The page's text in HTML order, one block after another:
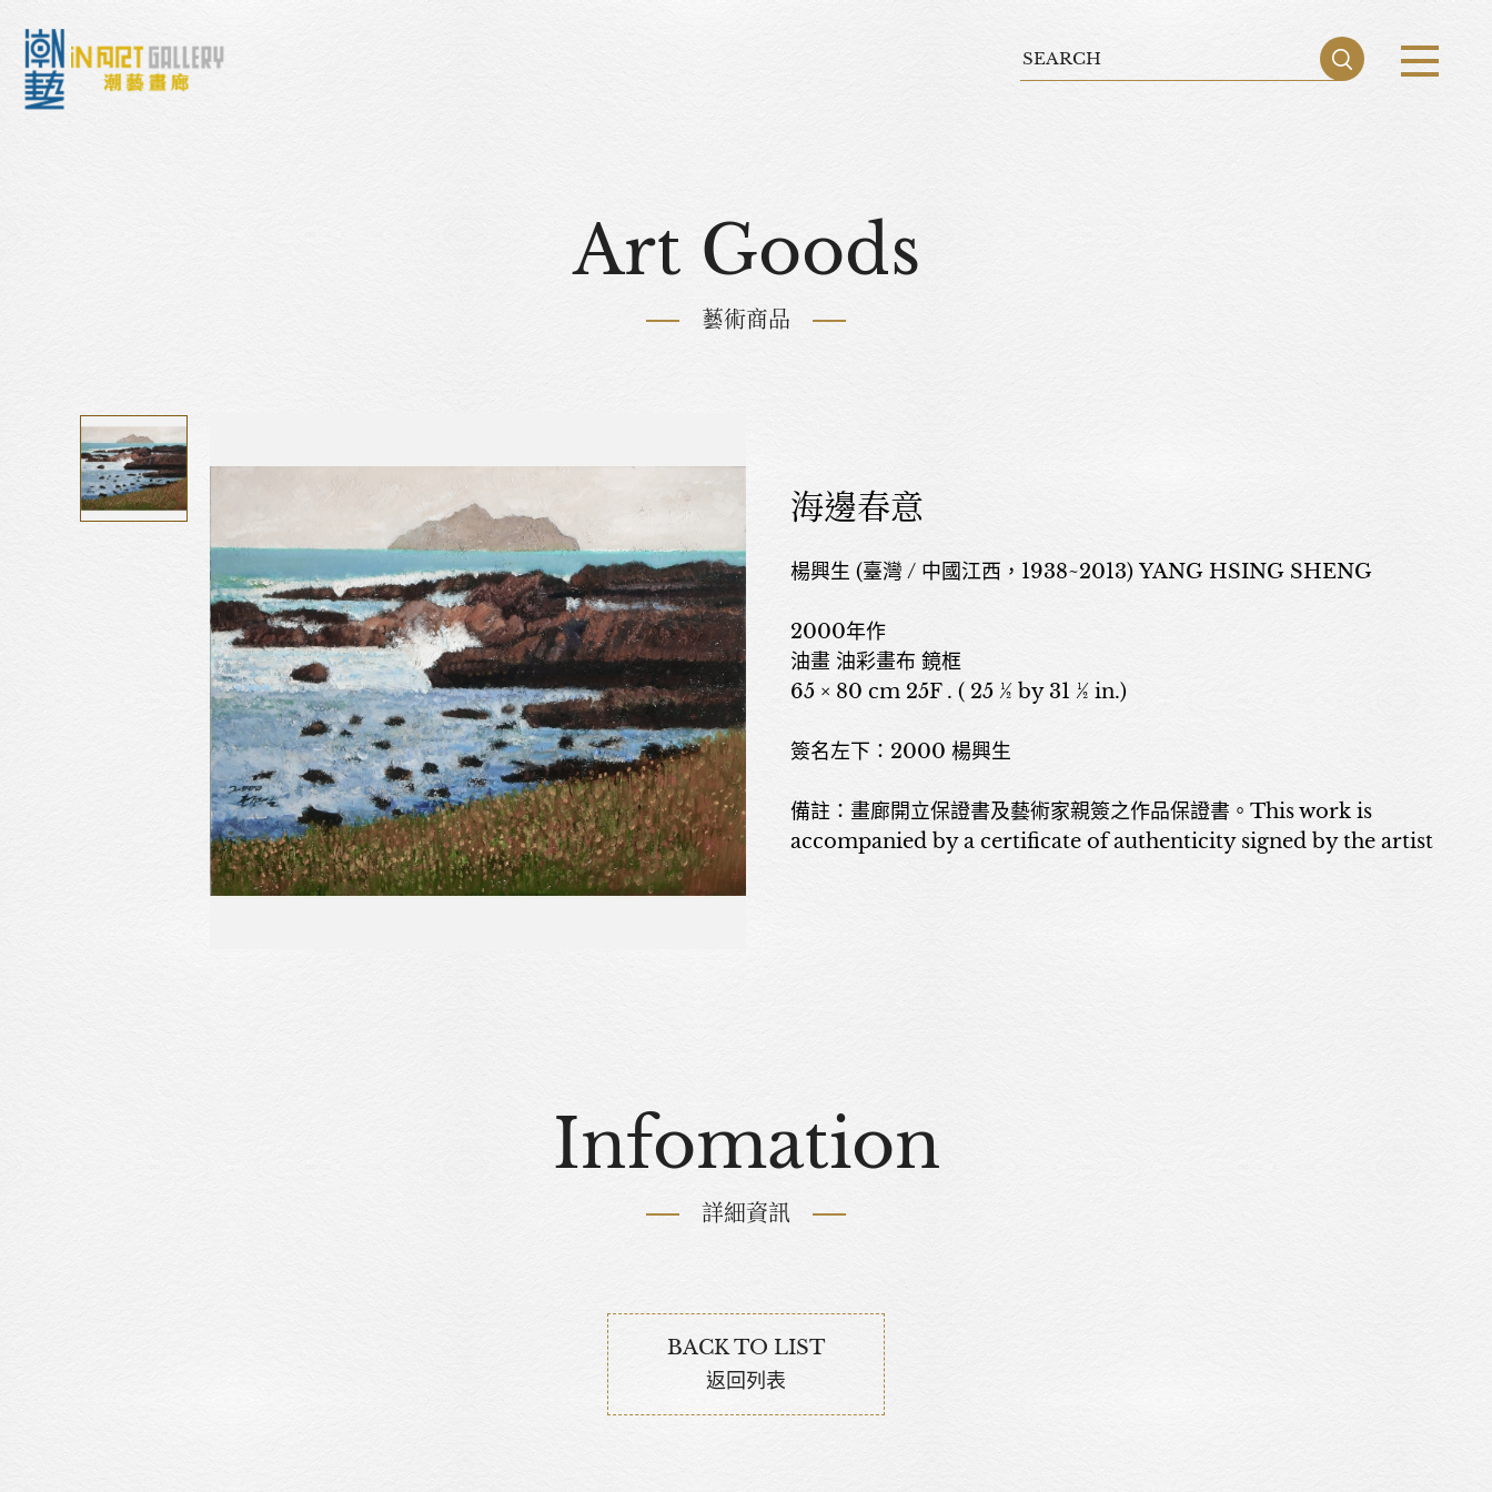
藝術家
Art Goods
藝術商品
海邊春意
楊興生 (臺灣 / 中國江西，1938~2013) YANG HSING SHENG
2000年作
油畫 油彩畫布 鏡框
65 × 80 cm 25F . ( 25 ½ by 31 ½ in.)
簽名左下：2000 楊興生
備註：畫廊開立保證書及藝術家親簽之作品保證書。This work is
accompanied by a certificate of authenticity signed by the artist
Infomation
詳細資訊
BACK TO LIST
返回列表